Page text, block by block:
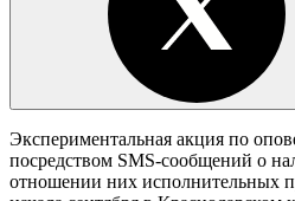
Экспериментальная акция по
посредством SMS-сообщений о
отношении них исполнительных